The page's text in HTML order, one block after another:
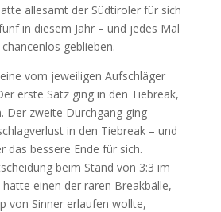
allesamt der Südtiroler für sich
in diesem Jahr – und jedes Mal
geblieben.
vom jeweiligen Aufschläger
erste Satz ging in den Tiebreak,
Der zweite Durchgang ging
in den Tiebreak – und
das bessere Ende für sich.
beim Stand von 3:3 im
einen der raren Breakbälle,
von Sinner erlaufen wollte,